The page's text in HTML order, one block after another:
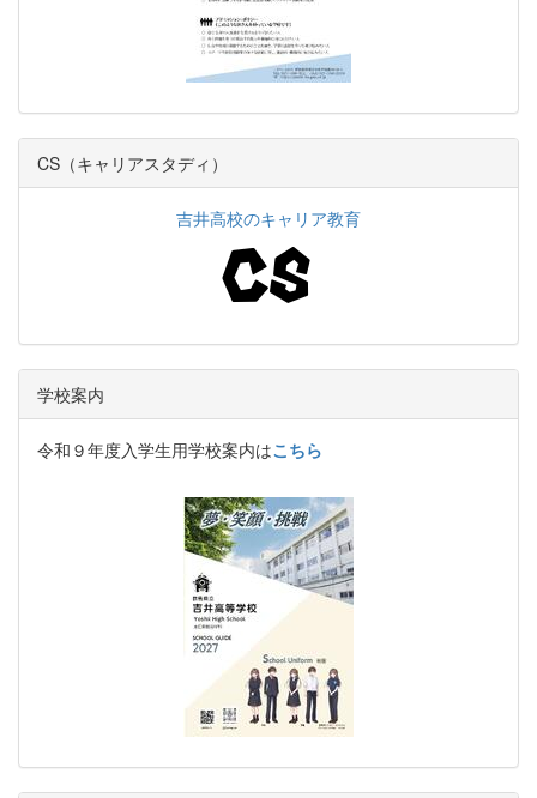
CS（キャリアスタディ）
吉井高校のキャリア教育
学校案内
令和９年度入学生用学校案内はこちら